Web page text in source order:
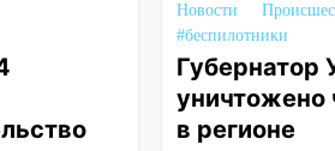
Новости
#беспилотники
Губернатор
уничтожено
в регионе